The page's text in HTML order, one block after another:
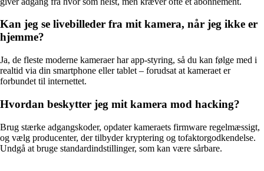
Kan jeg se livebilleder fra mit kamera, når jeg ikke er
hjemme?
Ja, de fleste moderne kameraer har app-styring, så du kan følge med i
realtid via din smartphone eller tablet – forudsat at kameraet er
forbundet til internettet.
Hvordan beskytter jeg mit kamera mod hacking?
Brug stærke adgangskoder, opdater kameraets firmware regelmæssigt,
og vælg producenter, der tilbyder kryptering og tofaktorgodkendelse.
Undgå at bruge standardindstillinger, som kan være sårbare.